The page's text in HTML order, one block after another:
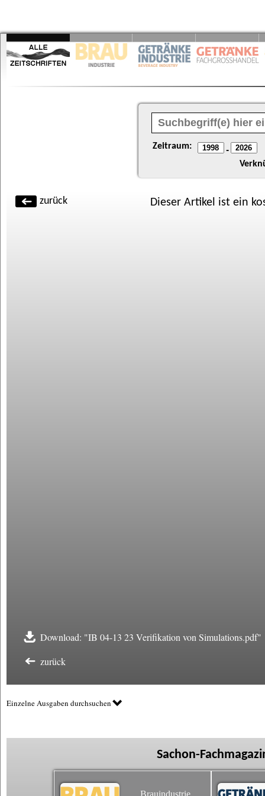
Zeitraum: -
zurück Dieser Artikel ist ein
Download: "IB 04-13 23 Verifikation von Simulations.pdf"
zurück
Einzelne Ausgaben durchsuchen
Sachon-
Brauindustrie